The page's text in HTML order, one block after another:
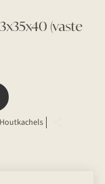
(vaste
Houtkachels